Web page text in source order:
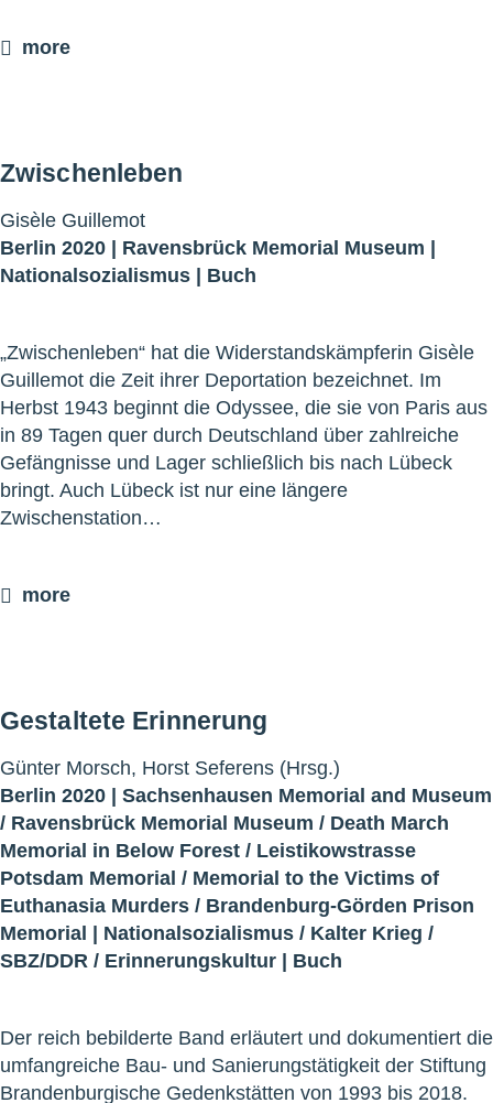
more
Zwischenleben
Gisèle Guillemot
Berlin 2020 | Ravensbrück Memorial Museum |
Nationalsozialismus | Buch
„Zwischenleben“ hat die Widerstandskämpferin Gisèle
Guillemot die Zeit ihrer Deportation bezeichnet. Im
Herbst 1943 beginnt die Odyssee, die sie von Paris aus
in 89 Tagen quer durch Deutschland über zahlreiche
Gefängnisse und Lager schließlich bis nach Lübeck
bringt. Auch Lübeck ist nur eine längere
Zwischenstation…
more
Gestaltete Erinnerung
Günter Morsch, Horst Seferens (Hrsg.)
Berlin 2020 | Sachsenhausen Memorial and Museum
/ Ravensbrück Memorial Museum / Death March
Memorial in Below Forest / Leistikowstrasse
Potsdam Memorial / Memorial to the Victims of
Euthanasia Murders / Brandenburg-Görden Prison
Memorial | Nationalsozialismus / Kalter Krieg /
SBZ/DDR / Erinnerungskultur | Buch
Der reich bebilderte Band erläutert und dokumentiert die
umfangreiche Bau- und Sanierungstätigkeit der Stiftung
Brandenburgische Gedenkstätten von 1993 bis 2018.